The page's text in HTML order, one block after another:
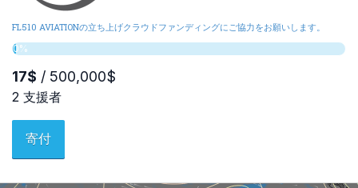
FL510 AVIATIONの立ち上げクラウドファンディングにご協力をお願いします。
寄付